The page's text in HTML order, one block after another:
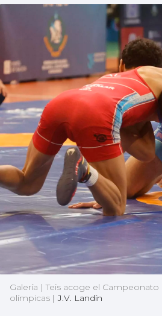
Galería | Teis acoge el Campeonato
olímpicas |J.V. Landín